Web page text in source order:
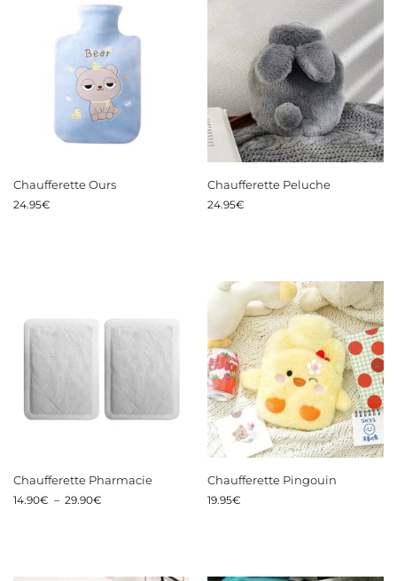
Chaufferette Ours
24.95€
Chaufferette Peluche
24.95€
Chaufferette Pharmacie
14.90€ – 29.90€
Chaufferette Pingouin
19.95€